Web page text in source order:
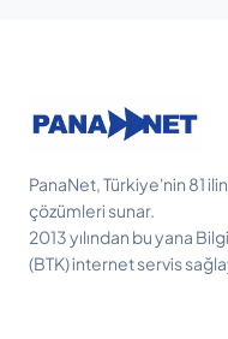
PanaNet, Türkiye'nin 81
çözümleri sunar.
2013 yılından bu yana
(BTK) internet servis